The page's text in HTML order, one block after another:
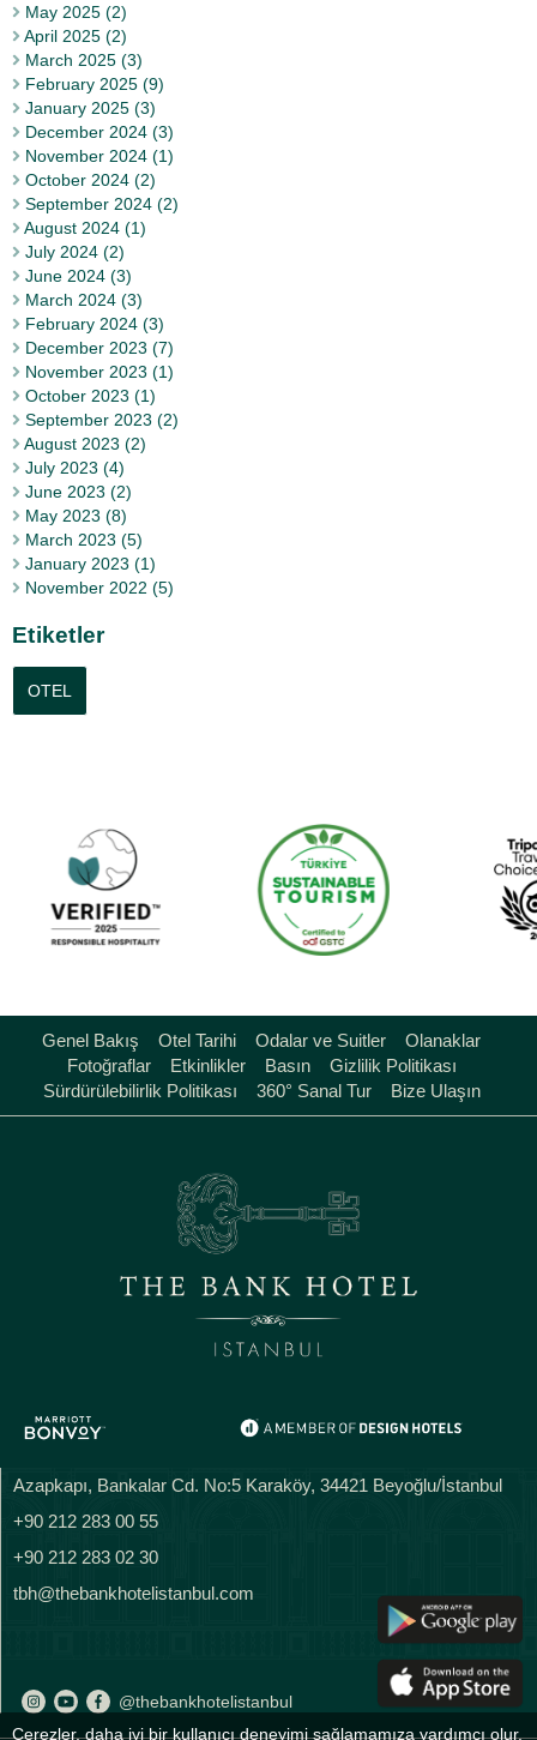
Çerezler, daha iyi bir kullanıcı deneyimi sağlamamıza yardımcı olur.
May 2025 (2)
April 2025 (2)
March 2025 (3)
February 2025 (9)
January 2025 (3)
December 2024 (3)
November 2024 (1)
October 2024 (2)
September 2024 (2)
August 2024 (1)
July 2024 (2)
June 2024 (3)
March 2024 (3)
February 2024 (3)
December 2023 (7)
November 2023 (1)
October 2023 (1)
September 2023 (2)
August 2023 (2)
July 2023 (4)
June 2023 (2)
May 2023 (8)
March 2023 (5)
January 2023 (1)
November 2022 (5)
Etiketler
OTEL
Genel Bakış Otel Tarihi Odalar ve Suitler
Olanaklar
Fotoğraflar
Etkinlikler Basın
Gizlilik Politikası
Sürdürülebilirlik Politikası
360° Sanal Tur Bize Ulaşın
Azapkapı, Bankalar Cd. No:5 Karaköy, 34421 Beyoğlu/İstanbul
+90 212 283 00 55
+90 212 283 02 30
tbh@thebankhotelistanbul.com
@thebankhotelistanbul